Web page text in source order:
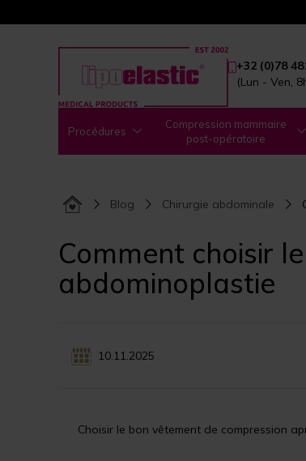
+32 (0)78
(Lun - Ven,
Procédures
Compression mammaire
post-opératoire
Blog Chirurgie abdominale
Comment choisir
abdominoplastie
10.11.2025
Choisir le bon vêtement de compression